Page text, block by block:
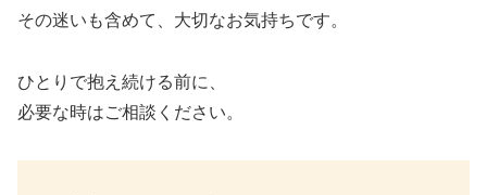
o
k
その迷いも含めて、大切なお気持ちです。
ひとりで抱え続ける前に、
必要な時はご相談ください。